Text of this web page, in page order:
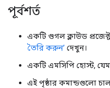
পূর্বশর্ত
একটি গুগল ক্লাউড
তৈরি করুন’ দেখুন।
একটি এমসিপি হোস্ট,
এই পৃষ্ঠার কমান্ডগুলো